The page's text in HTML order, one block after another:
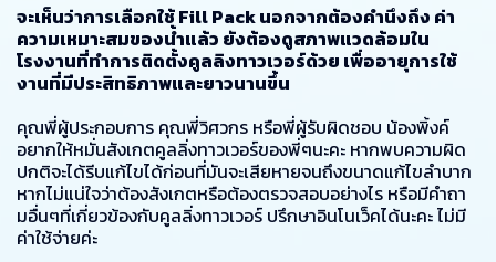
จะเห็นว่าการเลือกใช้ Fill Pack นอกจากต้องคำนึงถึง ค่า
ความเหมาะสมของน้ำแล้ว ยังต้องดูสภาพแวดล้อมใน
โรงงานที่ทำการติดตั้งคูลลิงทาวเวอร์ด้วย เพื่ออายุการใช้
งานที่มีประสิทธิภาพและยาวนานขึ้น
คุณพี่ผู้ประกอบการ คุณพี่วิศวกร หรือพี่ผู้รับผิดชอบ น้องพิ้งค์
อยากให้หมั่นสังเกตคูลลิ่งทาวเวอร์ของพี่ๆนะคะ หากพบความผิด
ปกติจะได้รีบแก้ไขได้ก่อนที่มันจะเสียหายจนถึงขนาดแก้ไขลำบาก
หากไม่แน่ใจว่าต้องสังเกตหรือต้องตรวจสอบอย่างไร หรือมีคำถา
มอื่นๆที่เกี่ยวข้องกับคูลลิ่งทาวเวอร์ ปรึกษาอินโนเว็คได้นะคะ ไม่มี
ค่าใช้จ่ายค่ะ